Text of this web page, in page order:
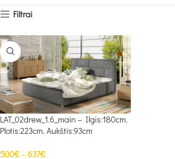
Filtrai
LAT_02drew_1.6_main – Ilgis:180cm,
Plotis:223cm, Aukštis:93cm
500€– 637€